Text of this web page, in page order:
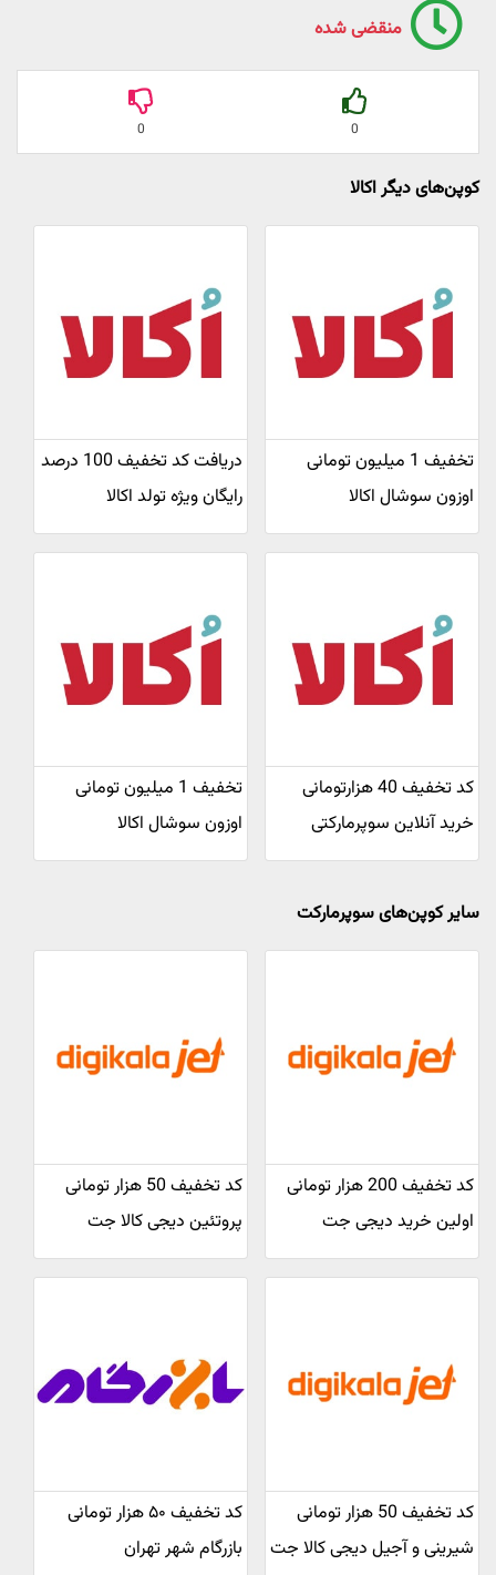
منقضی شده
0
0
کوپن‌های دیگر اکالا
تخفیف 1 میلیون تومانی
اوزون سوشال اکالا
دریافت کد تخفیف 100 درصد
رایگان ویژه تولد اکالا
کد تخفیف 40 هزارتومانی
خرید آنلاین سوپرمارکتی
تخفیف 1 میلیون تومانی
اوزون سوشال اکالا
سایر کوپن‌های سوپرمارکت
کد تخفیف 200 هزار تومانی
اولین خرید دیجی جت
کد تخفیف 50 هزار تومانی
پروتئین دیجی کالا جت
کد تخفیف 50 هزار تومانی
شیرینی و آجیل دیجی کالا جت
کد تخفیف ۵۰ هزار تومانی
بازرگام شهر تهران